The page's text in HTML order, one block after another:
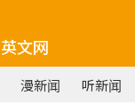
英文网
漫新闻 听新闻